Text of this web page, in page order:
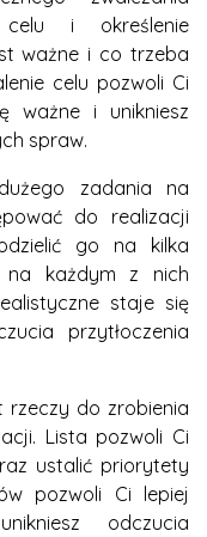
i określenie
ważne i co trzeba
celu pozwoli Ci
ważne i unikniesz
spraw.
zadania na
do realizacji
go na kilka
na każdym z nich
staje się
przytłoczenia
rzeczy do zrobienia
Lista pozwoli Ci
ustalić priorytety
pozwoli Ci lepiej
odczucia